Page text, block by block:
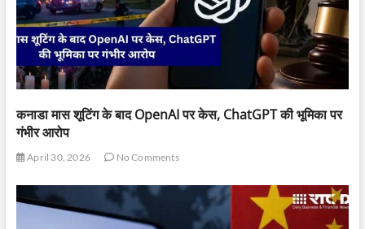
कनाडा मास शूटिंग के बाद OpenAI पर केस, ChatGPT की भूमिका पर
गंभीर आरोप
April 30, 2026 No Comments